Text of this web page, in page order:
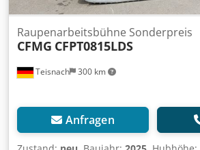
Teisnach 300 km
Raupenarbeitsbühne Sonderpreis
CFMG CFPT0815LDS
Anfragen